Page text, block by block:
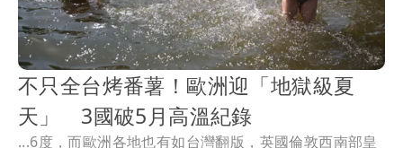
不只全台烤番薯！歐洲迎「地獄級夏
天」 3國破5月高溫紀錄
...6度，而歐洲各地也有如台灣翻版，英國倫敦西南部皇